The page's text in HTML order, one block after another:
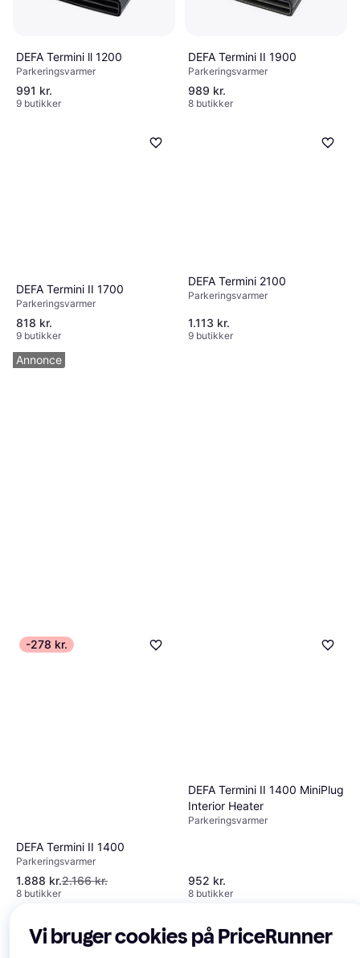
DEFA Termini ll 1200
Parkeringsvarmer
991 kr.
9 butikker
DEFA Termini II 1900
Parkeringsvarmer
989 kr.
8 butikker
DEFA Termini II 1700
Parkeringsvarmer
818 kr.
9 butikker
DEFA Termini 2100
Parkeringsvarmer
1.113 kr.
9 butikker
-278 kr.
DEFA Termini II 1400
Parkeringsvarmer
1.888 kr.2.166 kr.
8 butikker
DEFA Termini II 1400 MiniPlug
Interior Heater
Parkeringsvarmer
952 kr.
8 butikker
Annonce
Vi bruger cookies på PriceRunner